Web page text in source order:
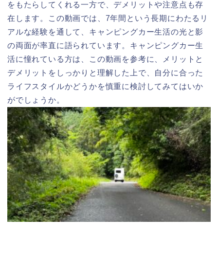
をもたらしてくれる一方で、デメリットや注意点も存
在します。この動画では、7年間という長期にわたるリ
アルな経験を通して、キャンピングカー生活の光と影
の両面が率直に語られています。キャンピングカー生
活に憧れている方は、この動画を参考に、メリットと
デメリットをしっかりと理解した上で、自分に合った
ライフスタイルかどうかを慎重に検討してみてはいか
がでしょうか。